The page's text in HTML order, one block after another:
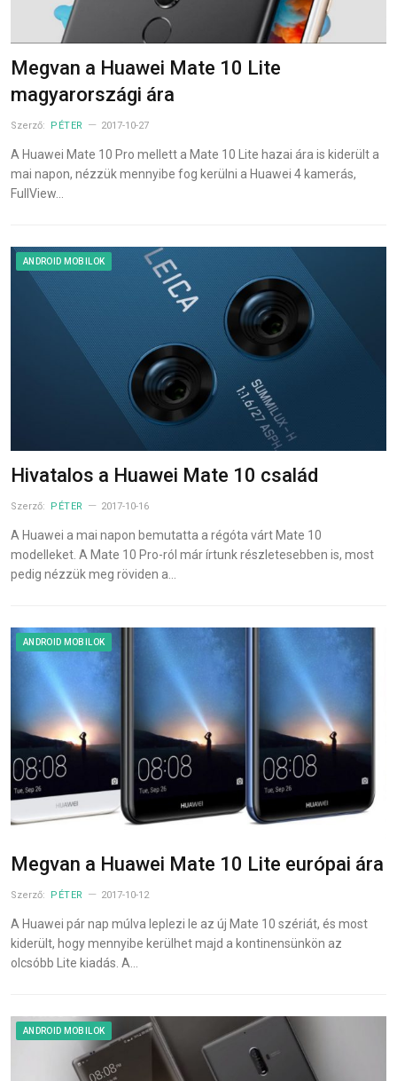
Megvan a Huawei Mate 10 Lite
magyarországi ára
Szerző: PÉTER 2017-10-27
A Huawei Mate 10 Pro mellett a Mate 10 Lite hazai ára is kiderült a
mai napon, nézzük mennyibe fog kerülni a Huawei 4 kamerás,
FullView…
ANDROID MOBILOK
Hivatalos a Huawei Mate 10 család
Szerző: PÉTER 2017-10-16
A Huawei a mai napon bemutatta a régóta várt Mate 10
modelleket. A Mate 10 Pro-ról már írtunk részletesebben is, most
pedig nézzük meg röviden a…
ANDROID MOBILOK
Megvan a Huawei Mate 10 Lite európai ára
Szerző: PÉTER 2017-10-12
A Huawei pár nap múlva leplezi le az új Mate 10 szériát, és most
kiderült, hogy mennyibe kerülhet majd a kontinensünkön az
olcsóbb Lite kiadás. A…
ANDROID MOBILOK